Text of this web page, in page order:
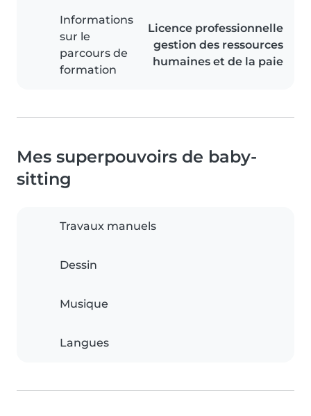
Informations
sur le
parcours de
formation
Licence professionnelle
gestion des ressources
humaines et de la paie
Mes superpouvoirs de baby-
sitting
Travaux manuels
Dessin
Musique
Langues